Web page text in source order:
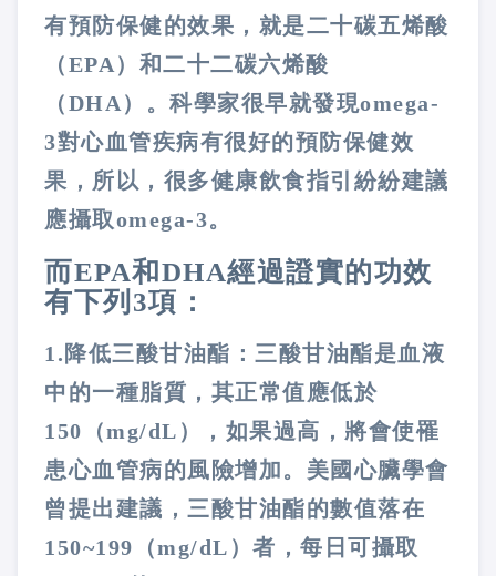
有預防保健的效果，就是二十碳五烯酸
（EPA ）和二十二碳六烯酸
（DHA ）。科學家很早就發現omega-
3對心血管疾病有很好的預防保健效
果，所以，很多健康飲食指引紛紛建議
應攝取omega-3。
而EPA和 DHA經過證實的功效
有下列 3項：
1. 降低三酸甘油酯：三酸甘油酯是血液
中的一種脂質，其正常值應低於
150 （mg/dL ），如果過高，將會使罹
患心血管病的風險增加。美國心臟學會
曾提出建議，三酸甘油酯的數值落在
150~199 （mg/dL ）者，每日可攝取